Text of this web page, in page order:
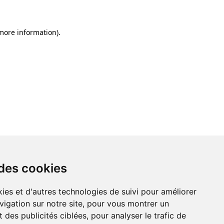
cookies
et d'autres technologies de suivi pour améliorer
sur notre site, pour vous montrer un
des publicités ciblées, pour analyser le trafic de
information).